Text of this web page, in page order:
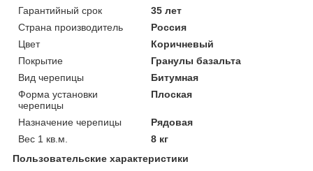
Гарантийный срок
35 лет
Страна производитель
Россия
Цвет
Коричневый
Покрытие
Гранулы базальта
Вид черепицы
Битумная
Форма установки
черепицы
Плоская
Назначение черепицы
Рядовая
Вес 1 кв.м.
8 кг
Пользовательские характеристики